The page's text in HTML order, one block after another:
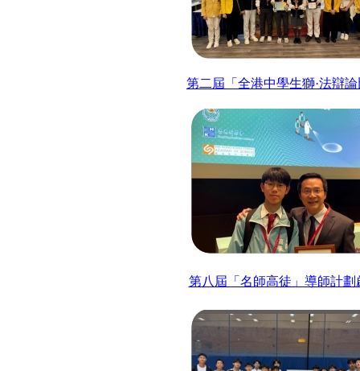
第二屆「全港中學生獅·法辯
第八屆「名師高徒」導師計劃